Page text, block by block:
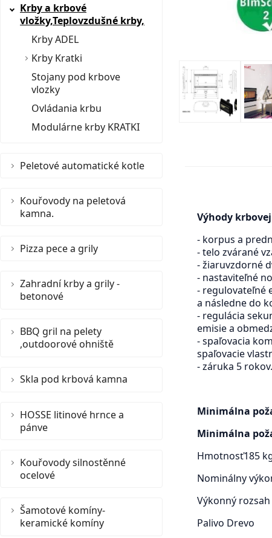
Krby a krbové
vložky,Teplovzdušné krby,
Krby ADEL
Krby Kratki
Stojany pod krbove
vlozky
Ovládania krbu
Modulárne krby KRATKI
Peletové automatické kotle
Kouřovody na peletová
kamna.
Pizza pece a grily
Zahradní krby a grily -
betonové
BBQ gril na pelety
,outdoorové ohniště
Skla pod krbová kamna
HOSSE litinové hrnce a
pánve
Kouřovody silnostěnné
ocelové
Šamotové komíny-
keramické komíny
Výhody
- korpus a
- telo zvárané
- žiaruvzdorné
- nastaviteľné
- regulovateľné
a následne do
- regulácia
emisie a
- spaľovacia
spaľovacie
- záruka 5 rokov.
Minimálna
Minimálna
Hmotnosť185
Nominálny
Výkonný rozsah
Palivo Drevo